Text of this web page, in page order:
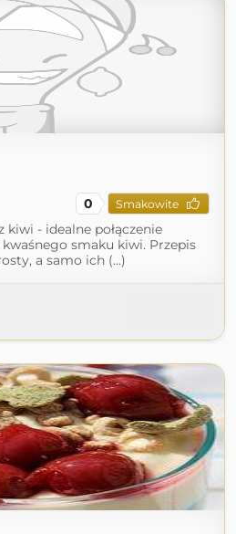
0 Smakowite
kiwi - idealne połączenie
smaku kiwi. Przepis
a samo ich (...)